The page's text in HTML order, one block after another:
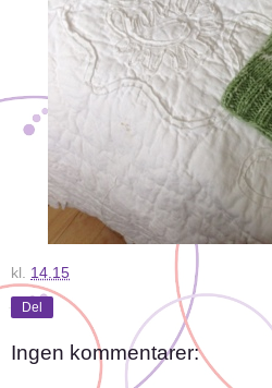
kl. 14.15
Del
Ingen kommentarer: